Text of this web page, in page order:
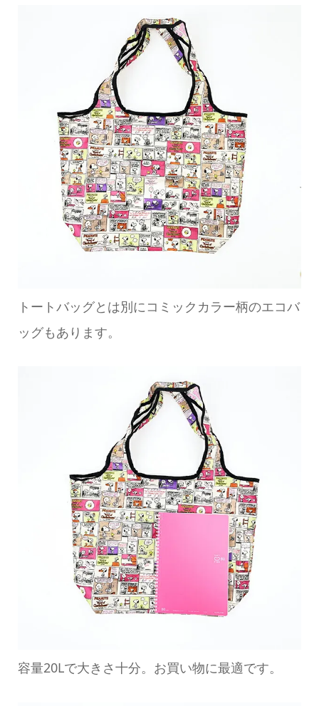
トートバッグとは別にコミックカラー柄のエコバ
ッグもあります。
容量20Lで大きさ十分。お買い物に最適です。